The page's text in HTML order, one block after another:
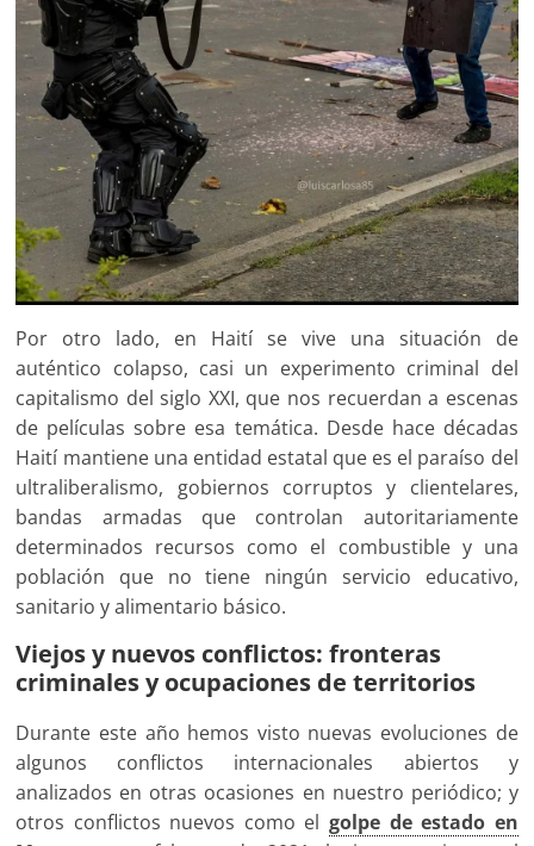
Por otro lado, en Haití se vive una situación de
auténtico colapso, casi un experimento criminal del
capitalismo del siglo XXI, que nos recuerdan a escenas
de películas sobre esa temática. Desde hace décadas
Haití mantiene una entidad estatal que es el paraíso del
ultraliberalismo, gobiernos corruptos y clientelares,
bandas armadas que controlan autoritariamente
determinados recursos como el combustible y una
población que no tiene ningún servicio educativo,
sanitario y alimentario básico.
Viejos y nuevos conflictos: fronteras
criminales y ocupaciones de territorios
Durante este año hemos visto nuevas evoluciones de
algunos conflictos internacionales abiertos y
analizados en otras ocasiones en nuestro periódico; y
otros conflictos nuevos como elgolpe de estado en